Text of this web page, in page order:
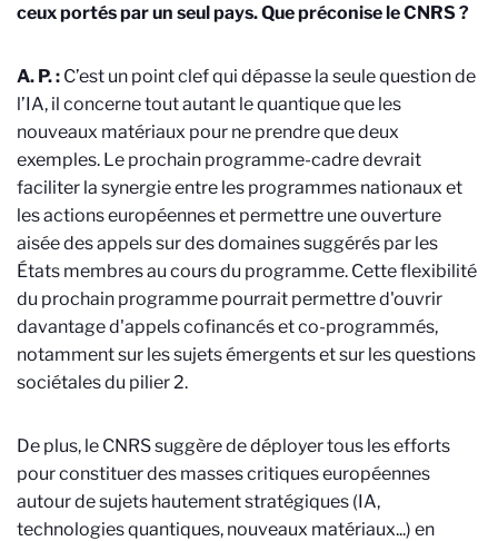
ceux portés par un seul pays. Que préconise le CNRS ?
A. P. : C’est un point clef qui dépasse la seule question de
l’IA, il concerne tout autant le quantique que les
nouveaux matériaux pour ne prendre que deux
exemples. Le prochain programme-cadre devrait
faciliter la synergie entre les programmes nationaux et
les actions européennes et permettre une ouverture
aisée des appels sur des domaines suggérés par les
États membres au cours du programme. Cette flexibilité
du prochain programme pourrait permettre d'ouvrir
davantage d'appels cofinancés et co-programmés,
notamment sur les sujets émergents et sur les questions
sociétales du pilier 2.
De plus, le CNRS suggère de déployer tous les efforts
pour constituer des masses critiques européennes
autour de sujets hautement stratégiques (IA,
technologies quantiques, nouveaux matériaux...) en